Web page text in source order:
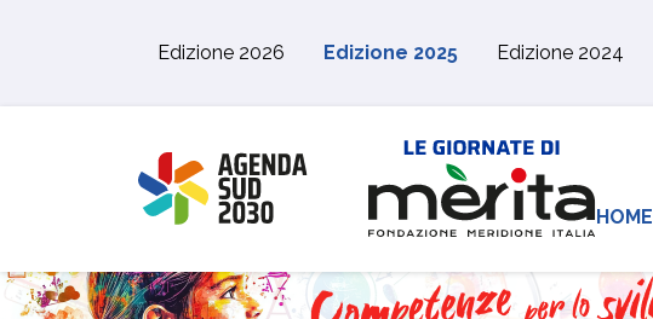
Edizione 2026
Edizione 2025 Edizione 2024
HOME